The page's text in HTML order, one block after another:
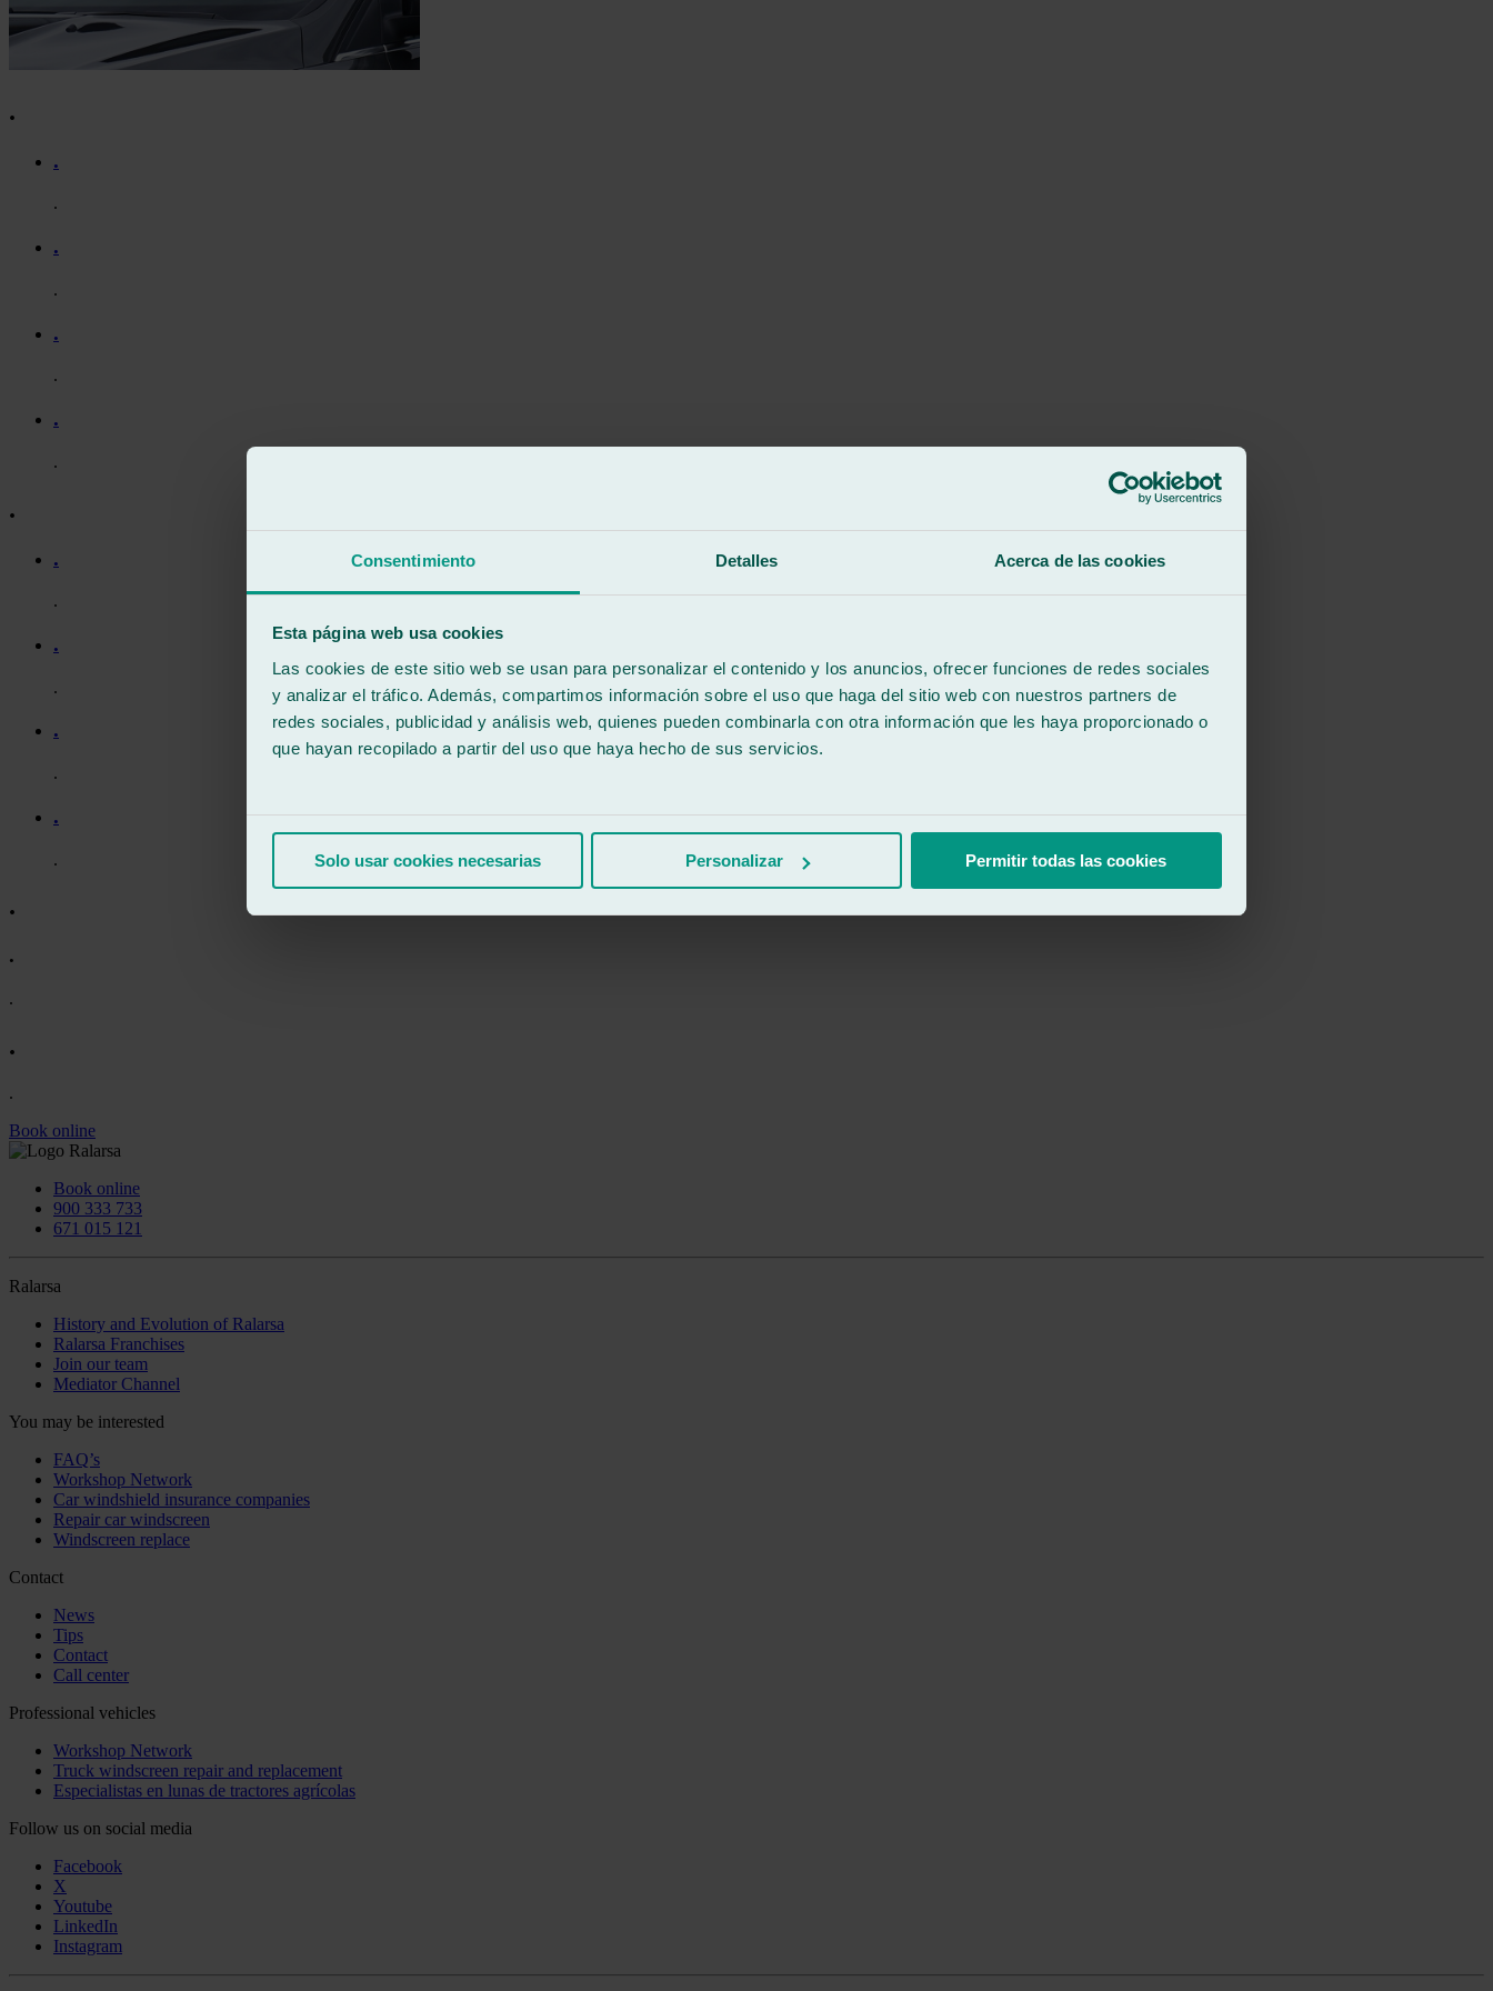
Consentimiento Detalles Acerca de las cookies
Esta página web usa cookies
Las cookies de este sitio web se usan para personalizar el contenido y los anuncios, ofrecer funciones de redes sociales
y analizar el tráfico. Además, compartimos información sobre el uso que haga del sitio web con nuestros partners de
redes sociales, publicidad y análisis web, quienes pueden combinarla con otra información que les haya proporcionado o
que hayan recopilado a partir del uso que haya hecho de sus servicios.
Solo usar cookies necesarias Personalizar Permitir todas las cookies
.
.
.
.
.
.
.
.
.
.
.
.
.
.
.
.
.
.
.
.
.
.
.
Book online
Book online
900 333 733
671 015 121
Ralarsa
History and Evolution of Ralarsa
Ralarsa Franchises
Join our team
Mediator Channel
You may be interested
FAQ’s
Workshop Network
Car windshield insurance companies
Repair car windscreen
Windscreen replace
Contact
News
Tips
Contact
Call center
Professional vehicles
Workshop Network
Truck windscreen repair and replacement
Especialistas en lunas de tractores agrícolas
Follow us on social media
Facebook
X
Youtube
LinkedIn
Instagram